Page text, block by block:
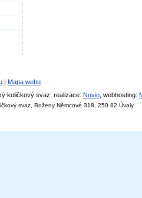
| Mapa webu
kuličkový svaz, realizace: Nuvio , webhosting:
svaz, Boženy Němcové 318, 250 82 Úvaly